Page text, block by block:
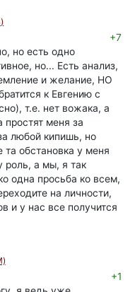
+7
но есть одно
но... Есть анализ,
и желание, НО
к Евгению с
т.е. нет вожака, а
простят меня за
любой кипишь, но
обстановка у меня
роль, а мы, я так
одна просьба ко всем,
на личности,
и у нас все получится
+1